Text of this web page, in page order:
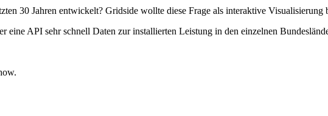
30 Jahren entwickelt? Gridside wollte diese Frage als interaktive Visualisierung
eine API sehr schnell Daten zur installierten Leistung in den einzelnen